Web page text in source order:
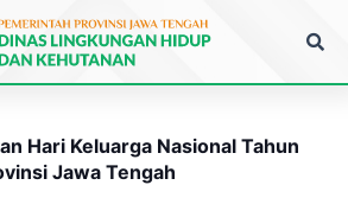
Hari Keluarga Nasional Tahun
Jawa Tengah